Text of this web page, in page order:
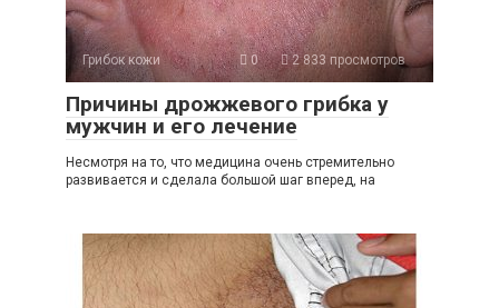
Грибок кожи 0 2 833 просмотров
Причины дрожжевого грибка у
мужчин и его лечение
Несмотря на то, что медицина очень стремительно
развивается и сделала большой шаг вперед, на